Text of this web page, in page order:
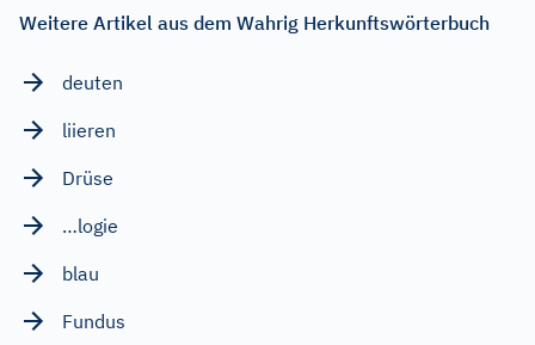
Weitere Artikel aus dem Wahrig Herkunftswörterbuch
deuten
liieren
Drüse
…logie
blau
Fundus